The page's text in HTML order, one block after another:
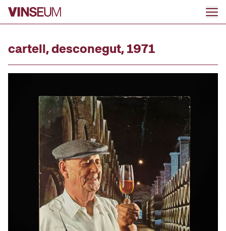
Ir al contenido
cartell, desconegut, 1971